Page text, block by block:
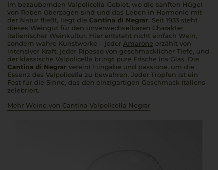
Im bezaubernden Valpolicella-Gebiet, wo die sanften Hügel
von Reben überzogen sind und das Leben in Harmonie mit
der Natur fließt, liegt die Cantina di Negrar. Seit 1933 steht
dieses Weingut für den unverwechselbaren Charakter
italienischer Weinkultur. Hier entsteht nicht einfach Wein,
sondern wahre Kunstwerke – jeder Amarone erzählt von
intensiver Kraft, jeder Ripasso von geschmacklicher Tiefe, und
der klassische Valpolicella bringt pure Frische ins Glas. Die
Cantina di Negrar vereint Hingabe und passione, um die
Essenz des Valpolicella zu bewahren. Jeder Tropfen ist ein
Fest für die Sinne, das den einzigartigen Geschmack Italiens
zelebriert.
Mehr Weine von Cantina Valpolicella Negrar